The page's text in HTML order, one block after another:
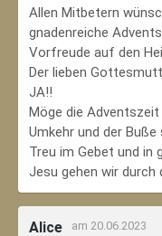
Allen Mitbetern
gnadenreiche
Vorfreude auf den
Der lieben
JA!!
Möge die Adventszeit
Umkehr und der Buße
Treu im Gebet und in
Jesu gehen wir durch
Alice am 20.06.2023